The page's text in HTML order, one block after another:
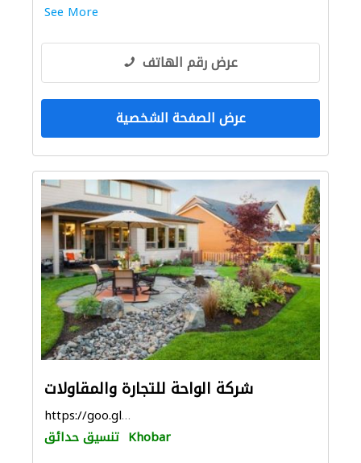
أرضيات الخرسانة الزخرفية
See More
عرض رقم الهاتف
عرض الصفحة الشخصية
شركة الواحة للتجارة والمقاولات
https://goo.gl/maps/L1ZTjpKNUsp3CkcH6
تنسيق حدائق Khobar